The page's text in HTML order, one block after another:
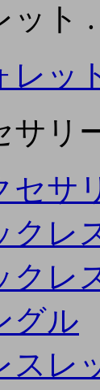
ット
レッ
サリ
セサ
クレ
クレ
グル
スレ